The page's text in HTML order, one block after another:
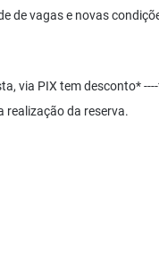
de vagas e novas
via PIX tem desconto*
realização da reserva.